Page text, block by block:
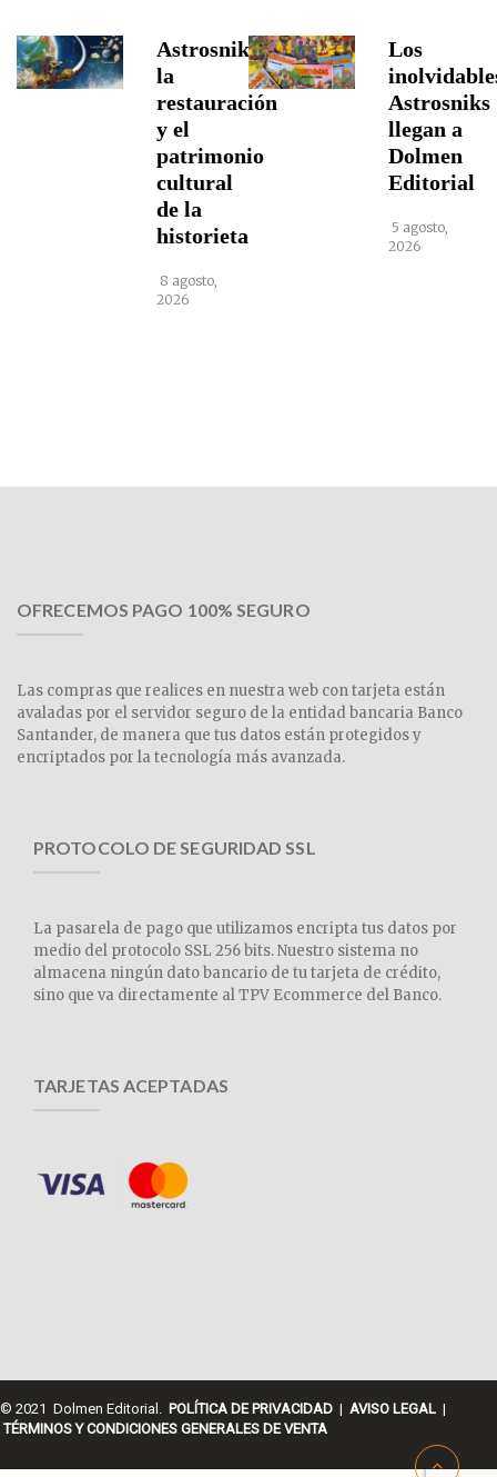
Astrosniks,
la
restauración
y el
patrimonio
cultural
de la
historieta
8 agosto,
2026
Los
Astrosniks
llegan a
Dolmen
Editorial
5 agosto,
2026
OFRECEMOS PAGO 100% SEGURO
Las compras que realices en nuestra web con tarjeta están
avaladas por el servidor seguro de la entidad bancaria Banco
Santander, de manera que tus datos están protegidos y
encriptados por la tecnología más avanzada.
PROTOCOLO DE SEGURIDAD SSL
La pasarela de pago que utilizamos encripta tus datos por
medio del protocolo SSL 256 bits. Nuestro sistema no
almacena ningún dato bancario de tu tarjeta de crédito,
sino que va directamente al TPV Ecommerce del Banco.
TARJETAS ACEPTADAS
© 2021 Dolmen Editorial. POLÍTICA DE PRIVACIDAD | AVISO LEGAL |
TÉRMINOS Y CONDICIONES GENERALES DE VENTA